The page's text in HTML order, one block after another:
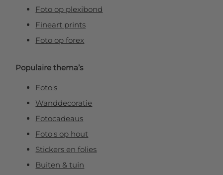
Foto op plexibond
Fineart prints
Foto op forex
Populaire thema’s
Foto's
Wanddecoratie
Fotocadeaus
Foto's op hout
Stickers en folies
Buiten & tuin